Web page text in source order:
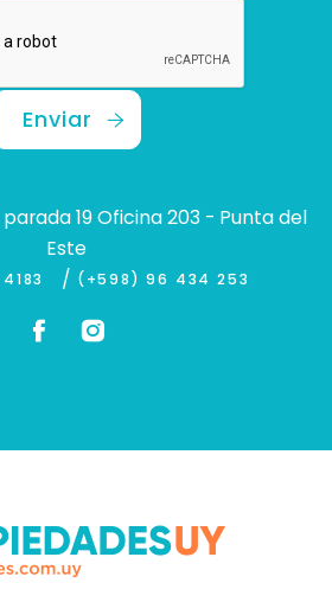
Enviar
19 Oficina 203 - Punta del
Este
/ (+598) 96 434 253